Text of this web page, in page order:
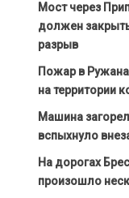
Мост через
должен
разрыв
Пожар в
на территории
Машина
вспыхнуло
На дорогах
произошло